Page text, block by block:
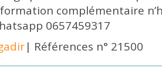
complémentaire
0657459317
| Références n° 21500